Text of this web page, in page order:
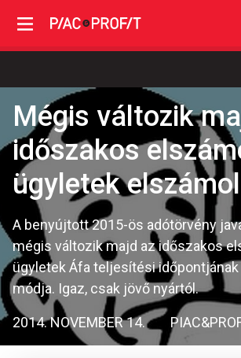
Mégis változik
időszakos
ügyletek
A benyújtott 2015-ös adótörvény
mégis változik majd az időszakos
ügyletek Áfa teljesítési
módja. Igaz, csak jövő nyártól.
2014. NOVEMBER 14.